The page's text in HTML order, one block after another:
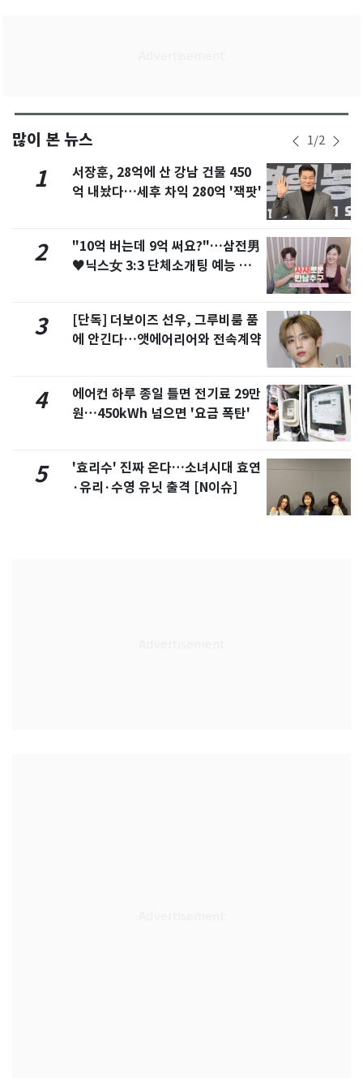
많이 본 뉴스 1/2
1
서장훈, 28억에 산 강남 건물 450
억 내놨다…세후 차익 280억 '잭팟'
2
"10억 버는데 9억 써요?"…삼전男
♥닉스女 3:3 단체소개팅 예능 화
3
[단독] 더보이즈 선우, 그루비룸 품
에 안긴다…앳에어리어와 전속계약
4
에어컨 하루 종일 틀면 전기료 29만
원…450kWh 넘으면 '요금 폭탄'
5
'효리수' 진짜 온다…소녀시대 효연
·유리·수영 유닛 출격 [N이슈]